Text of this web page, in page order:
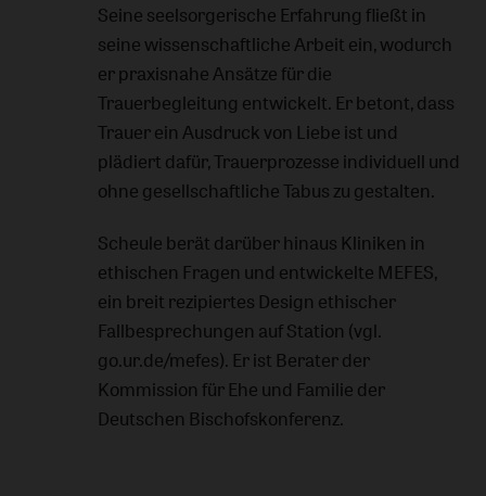
Seine seelsorgerische Erfahrung fließt in
seine wissenschaftliche Arbeit ein, wodurch
er praxisnahe Ansätze für die
Trauerbegleitung entwickelt. Er betont, dass
Trauer ein Ausdruck von Liebe ist und
plädiert dafür, Trauerprozesse individuell und
ohne gesellschaftliche Tabus zu gestalten.
Scheule berät darüber hinaus Kliniken in
ethischen Fragen und entwickelte MEFES,
ein breit rezipiertes Design ethischer
Fallbesprechungen auf Station (vgl.
go.ur.de/mefes). Er ist Berater der
Kommission für Ehe und Familie der
Deutschen Bischofskonferenz.